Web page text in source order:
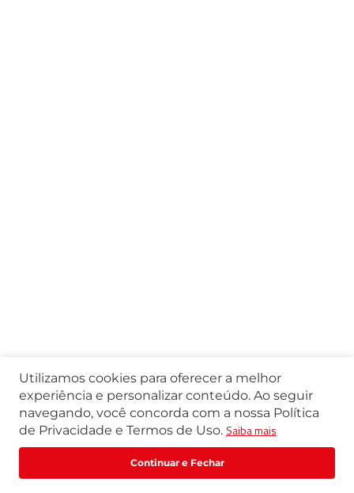
Utilizamos cookies para oferecer a melhor
experiência e personalizar conteúdo. Ao seguir
navegando, você concorda com a nossa Política
de Privacidade e Termos de Uso. Saiba mais